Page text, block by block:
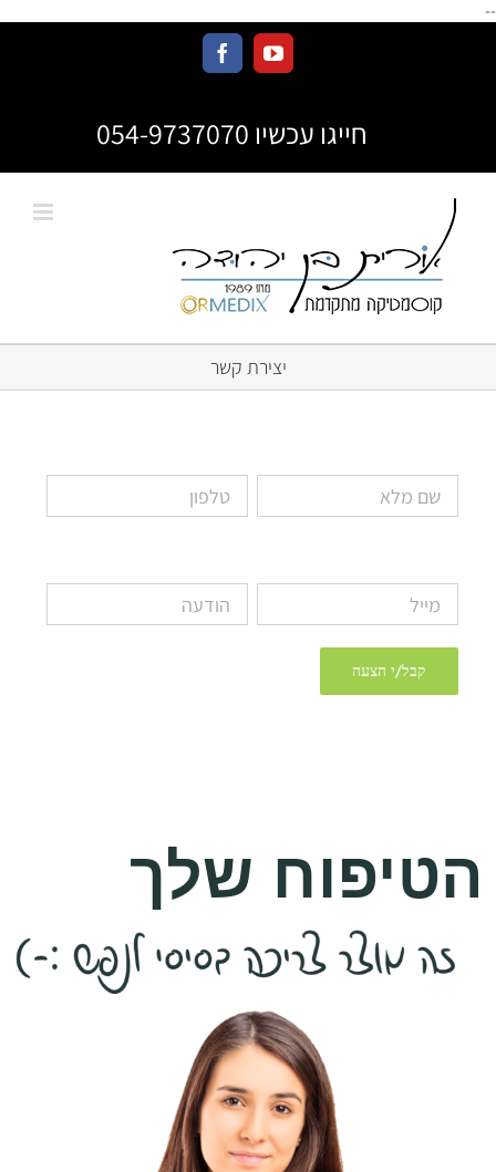
--
חייגו עכשיו 054-9737070
יצירת קשר
הטיפוח שלך